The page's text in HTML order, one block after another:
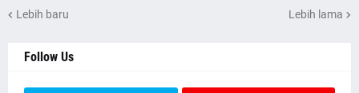
Lebih baru Lebih lama
Follow Us